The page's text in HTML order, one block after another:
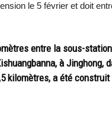
le 5 février et doit
entre la sous-
à
kilomètres, a été